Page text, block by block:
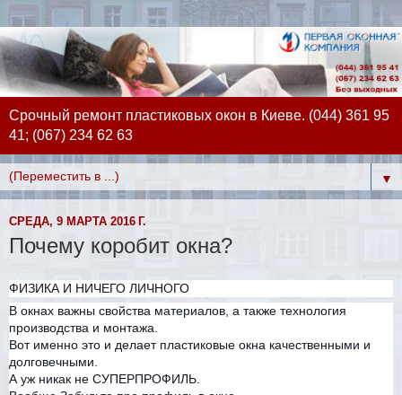
Срочный ремонт пластиковых окон в Киеве. (044) 361 95
41; (067) 234 62 63
▼
СРЕДА, 9 МАРТА 2016 Г.
Почему коробит окна?
ФИЗИКА И НИЧЕГО ЛИЧНОГО
В окнах важны свойства материалов, а также технология
производства и монтажа.
Вот именно это и делает пластиковые окна качественными и
долговечными.
А уж никак не СУПЕРПРОФИЛЬ.